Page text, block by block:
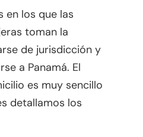
en los que las
toman la
de jurisdicción y
a Panamá. El
es muy sencillo
detallamos los